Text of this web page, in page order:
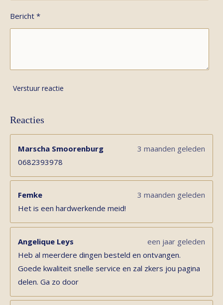
Bericht *
Verstuur reactie
Reacties
Marscha Smoorenburg
3 maanden geleden
0682393978
Femke
3 maanden geleden
Het is een hardwerkende meid!
Angelique Leys
een jaar geleden
Heb al meerdere dingen besteld en ontvangen.
Goede kwaliteit snelle service en zal zkers jou pagina
delen. Ga zo door